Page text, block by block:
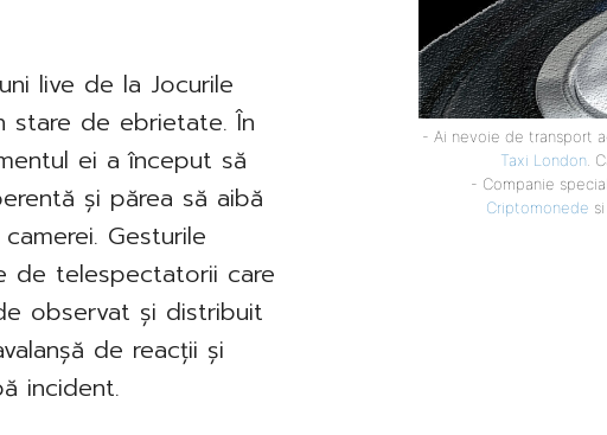
live de la Jocurile
stare de ebrietate. În
ei a început să
și părea să aibă
Gesturile
de telespectatorii care
observat și distribuit
de reacții și
incident.
- Ai nevoie de transport
Taxi London .
- Companie
Criptomonede